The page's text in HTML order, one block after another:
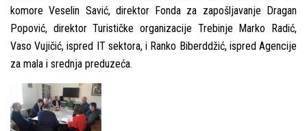
komore Veselin Savić, direktor Fonda za zapošljavanje Dragan
Popović, direktor Turističke organizacije Trebinje Marko Radić,
Vaso Vujičić, ispred IT sektora, i Ranko Biberddžić, ispred Agencije
za mala i srednja preduzeća.